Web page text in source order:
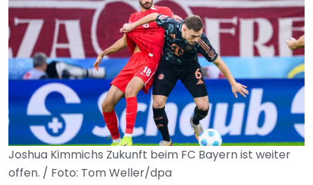
Joshua Kimmichs Zukunft beim FC Bayern ist weiter
offen. / Foto: Tom Weller/dpa